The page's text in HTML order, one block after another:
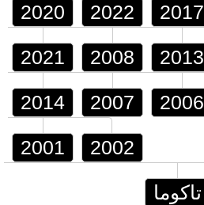
2020 2022 2017
2021 2008 2013
2014 2007 2006
2001 2002
تاكوما